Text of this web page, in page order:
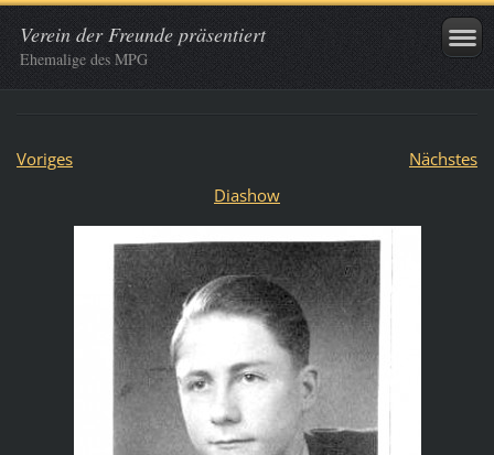
Verein der Freunde präsentiert
Ehemalige des MPG
Voriges
Nächstes
Diashow